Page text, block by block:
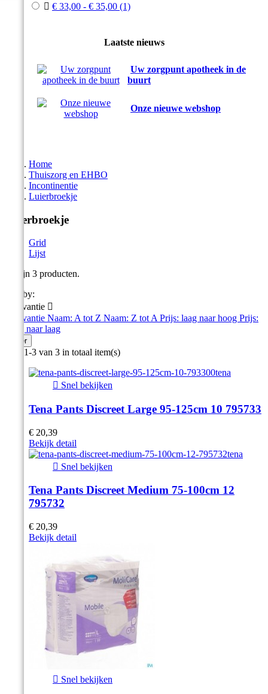
 € 33,00 - € 35,00 (1)
Laatste nieuws
Uw zorgpunt apotheek in de
buurt
Onze nieuwe webshop
Home
Thuiszorg en EHBO
Incontinentie
Luierbroekje
Luierbroekje
Grid
Lijst
Er zijn 3 producten.
Sort by:
Relevantie 
Relevantie Naam: A tot Z Naam: Z tot A Prijs: laag naar hoog Prijs:
hoog naar laag
Filter
Item 1-3 van 3 in totaal item(s)
 Snel bekijken
Tena Pants Discreet Large 95-125cm 10 795733
€ 20,39
Bekijk detail
 Snel bekijken
Tena Pants Discreet Medium 75-100cm 12
795732
€ 20,39
Bekijk detail
 Snel bekijken